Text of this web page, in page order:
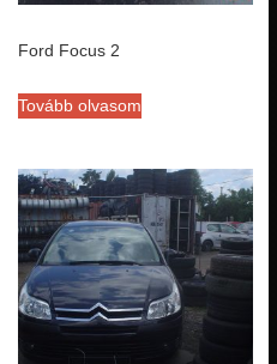
Ford Focus 2
Tovább olvasom